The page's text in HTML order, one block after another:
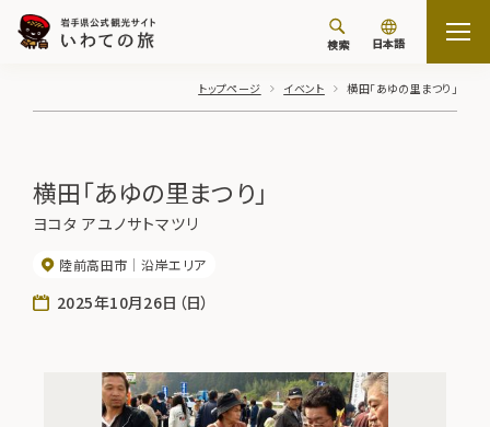
検索 日本語
トップページ イベント 横田「あゆの里まつり」
横田「あゆの里まつり」
ヨコタ アユノサトマツリ
陸前高田市 沿岸エリア
2025年10月26日（日）